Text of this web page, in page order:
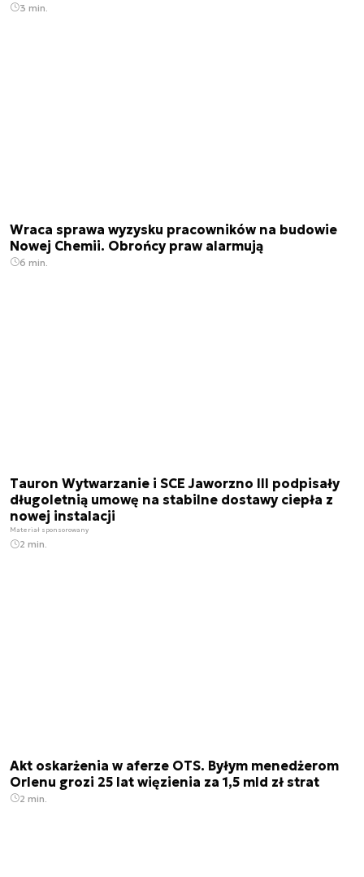
3 min.
Wraca sprawa wyzysku pracowników na budowie
Nowej Chemii. Obrońcy praw alarmują
6 min.
Tauron Wytwarzanie i SCE Jaworzno III podpisały
długoletnią umowę na stabilne dostawy ciepła z
nowej instalacji
Materiał sponsorowany
2 min.
Akt oskarżenia w aferze OTS. Byłym menedżerom
Orlenu grozi 25 lat więzienia za 1,5 mld zł strat
2 min.